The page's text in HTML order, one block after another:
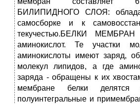
БИЛИПИДНОГО СЛОЯ:
самосборке и к
текучестью.БЕЛКИ МЕМБРАН
аминокислот. Те участки
аминокислоты имеют заряд,
молекул липидов, а где
заряда - обращены к их
мембране белки делятся
полуинтегральные и